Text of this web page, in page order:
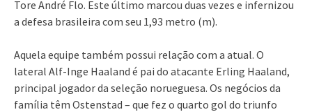
Tore André Flo. Este último marcou duas vezes e infernizou
a defesa brasileira com seu 1,93 metro (m).
Aquela equipe também possui relação com a atual. O
lateral Alf-Inge Haaland é pai do atacante Erling Haaland,
principal jogador da seleção norueguesa. Os negócios da
família têm Ostenstad – que fez o quarto gol do triunfo